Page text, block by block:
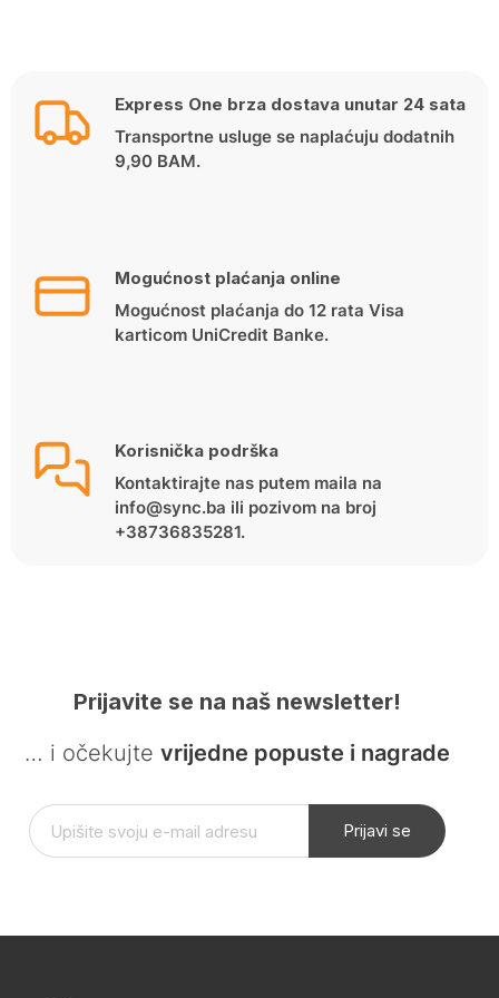
Express One brza dostava unutar 24 sata
Transportne usluge se naplaćuju dodatnih
9,90 BAM.
Mogućnost plaćanja online
Mogućnost plaćanja do 12 rata Visa
karticom UniCredit Banke.
Korisnička podrška
Kontaktirajte nas putem maila na
info@sync.ba ili pozivom na broj
+38736835281.
Prijavite se na naš newsletter!
… i očekujte vrijedne popuste i nagrade
Prijavi se